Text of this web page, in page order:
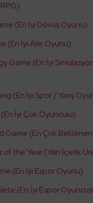
(En İyi Dövüş Oyunu)
(En İyi Aile Oyunu)
Game (En İyi
(En İyi Spor / Yarış
İyi Çok Oyunculu)
Game (En Çok
the Year (Yılın İçerik
(En İyi Espor Oyunu)
(En İyi Espor